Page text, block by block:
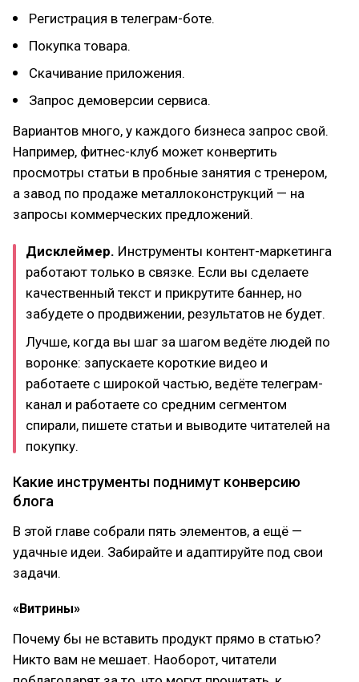
Регистрация в телеграм-боте.
Покупка товара.
Скачивание приложения.
Запрос демоверсии сервиса.
Вариантов много, у каждого бизнеса запрос свой.
Например, фитнес-клуб может конвертить
просмотры статьи в пробные занятия с тренером,
а завод по продаже металлоконструкций — на
запросы коммерческих предложений.
Дисклеймер. Инструменты контент-маркетинга
работают только в связке. Если вы сделаете
качественный текст и прикрутите баннер, но
забудете о продвижении, результатов не будет.
Лучше, когда вы шаг за шагом ведёте людей по
воронке: запускаете короткие видео и
работаете с широкой частью, ведёте телеграм-
канал и работаете со средним сегментом
спирали, пишете статьи и выводите читателей на
покупку.
Какие инструменты поднимут конверсию
блога
В этой главе собрали пять элементов, а ещё —
удачные идеи. Забирайте и адаптируйте под свои
задачи.
«Витрины»
Почему бы не вставить продукт прямо в статью?
Никто вам не мешает. Наоборот, читатели